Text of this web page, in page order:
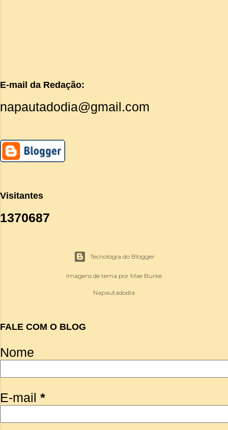
E-mail da Redação:
napautadodia@gmail.com
Visitantes
1370687
Tecnologia do Blogger
Imagens de tema por Mae Burke
Napautadodia
FALE COM O BLOG
Nome
E-mail *